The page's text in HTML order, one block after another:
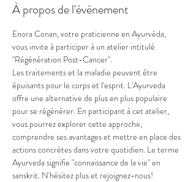
À propos de l'événement
Enora Conan, votre praticienne en Ayurvéda,
vous invite à participer à un atelier intitulé
"Régénération Post-Cancer".
Les traitements et la maladie peuvent être
épuisants pour le corps et l'esprit. L'Ayurveda
offre une alternative de plus en plus populaire
pour se régénérer. En participant à cet atelier,
vous pourrez explorer cette approche,
comprendre ses avantages et mettre en place des
actions concrètes dans votre quotidien. Le terme
Ayurveda signifie "connaissance de la vie" en
sanskrit. N'hésitez plus et rejoignez-nous!